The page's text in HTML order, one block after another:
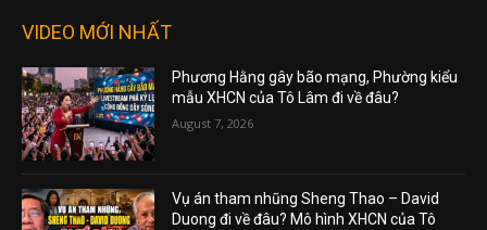
VIDEO MỚI NHẤT
Phương Hằng gây bão mạng, Phường kiểu
mẫu XHCN của Tô Lâm đi về đâu?
August 7, 2026
Vụ án tham nhũng Sheng Thao – David
Duong đi về đâu? Mô hình XHCN của Tô